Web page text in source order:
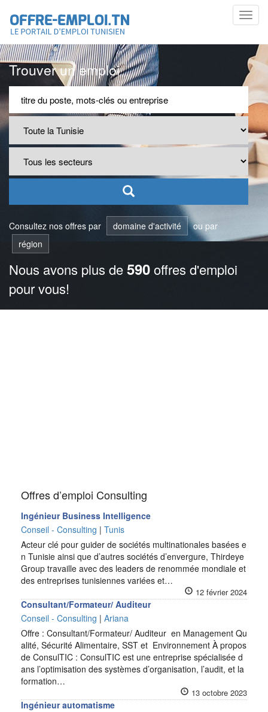
Trouver un emploi
Consultez nos offres par domaine d'activité
ou par
région
Nous avons plus de590offres d'emploi
pour vous!
Offres d’emploi Consulting
Ingénieur Business Intelligence
Conseil - Consulting | Tunis
Acteur clé pour guider de sociétés multinationales basées e
n Tunisie ainsi que d’autres sociétés d’envergure, Thirdeye
Group travaille avec des leaders de renommée mondiale et
des entreprises tunisiennes variées et…
12 février 2024
Consultant/Formateur/ Auditeur
Conseil - Consulting | Ariana
Offre : Consultant/Formateur/ Auditeur en Management Qu
alité, Sécurité Alimentaire, SST et Environnement À propos
de ConsulTIC : ConsulTIC est une entreprise spécialisée d
ans l’optimisation des systèmes d’organisation, l’audit, et la
formation…
13 octobre 2023
Ingénieur automatisme